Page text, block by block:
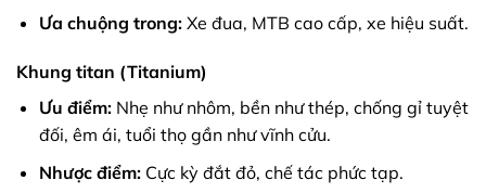
Ưa chuộng trong:Xe đua, MTB cao cấp, xe hiệu suất.
Khung titan (Titanium)
Ưu điểm:Nhẹ như nhôm, bền như thép, chống gỉ tuyệt
đối, êm ái, tuổi thọ gần như vĩnh cửu.
Nhược điểm:Cực kỳ đắt đỏ, chế tác phức tạp.